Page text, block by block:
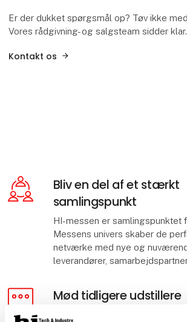
Er der dukket spørgsmål op? Tøv ikke
Vores rådgivning- og salgsteam sidder klar.
Kontakt os
Bliv en del af et stærkt
samlingspunkt
HI-messen er samlingspunktet
Messens univers skaber de
netværke med nye og
leverandører,
Mød tidligere udstillere
Hør hvorfor HI-messen er